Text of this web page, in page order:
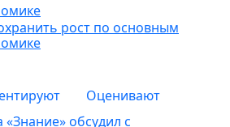
рост по основным
Оценивают